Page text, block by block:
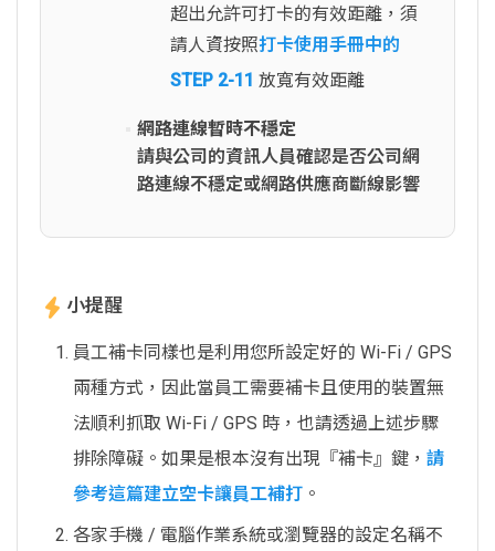
超出允許可打卡的有效距離，須
請人資按照打卡使用手冊中的
STEP 2-11 放寬有效距離
網路連線暫時不穩定
請與公司的資訊人員確認是否公司網
路連線不穩定或網路供應商斷線影響
小提醒
員工補卡同樣也是利用您所設定好的 Wi-Fi / GPS
兩種方式，因此當員工需要補卡且使用的裝置無
法順利抓取 Wi-Fi / GPS 時，也請透過上述步驟
排除障礙。如果是根本沒有出現『補卡』鍵， 請
參考這篇建立空卡讓員工補打 。
各家手機 / 電腦作業系統或瀏覽器的設定名稱不